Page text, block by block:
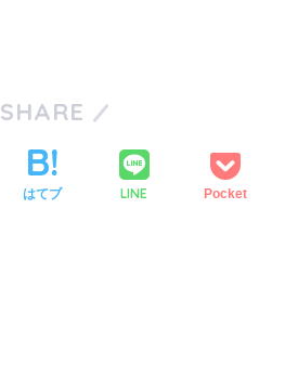
SHARE
はてブ LINE Pocket